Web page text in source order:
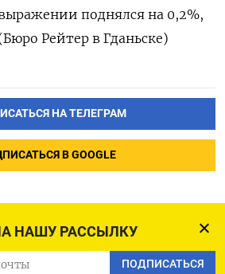
НАШУ РАССЫЛКУ
ПОДПИСАТЬСЯ
поднялся на 0,2%,
Рейтер в Гданьске)
НА ТЕЛЕГРАМ
В GOOGLE